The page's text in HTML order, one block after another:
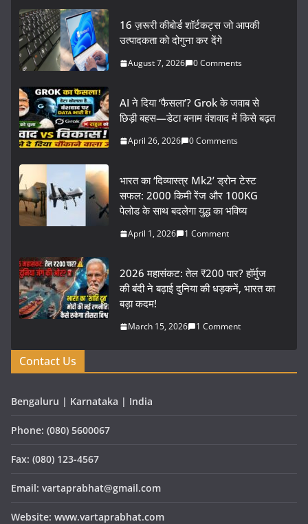
16 ज़रूरी कीबोर्ड शॉर्टकट्स जो आपकी
उत्पादकता को दोगुना कर देंगे
August 7, 2026 0 Comments
AI ने दिया ‘फैसला’? Grok के जवाब से
छिड़ी बहस—डेटा बनाम वंशवाद में किसे बढ़त
April 26, 2026 0 Comments
भारत का ‘दिव्यास्त्र Mk2’ ड्रोन टेस्ट
सफल: 2000 किमी रेंज और 100KG
पेलोड के साथ बदलेगा युद्ध का भविष्य
April 1, 2026 1 Comment
2026 महासंकट: तेल ₹200 पार? हॉर्मुज
की बंदी ने बढ़ाई दुनिया की धड़कनें, भारत का
बड़ा कदम!
March 15, 2026 1 Comment
Contact Us
Bengaluru | Karnataka | India
Phone: (080) 5600067
Fax: (080) 123-4567
Email: vartaprabhat@gmail.com
Website: www.vartaprabhat.com